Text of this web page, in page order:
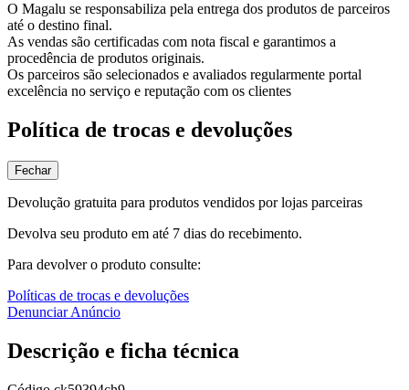
O Magalu se responsabiliza pela entrega dos produtos de parceiros
até o destino final.
As vendas são certificadas com nota fiscal e garantimos a
procedência de produtos originais.
Os parceiros são selecionados e avaliados regularmente portal
excelência no serviço e reputação com os clientes
Política de trocas e devoluções
Fechar
Devolução gratuita para produtos vendidos por lojas parceiras
Devolva seu produto em até 7 dias do recebimento.
Para devolver o produto consulte:
Políticas de trocas e devoluções
Denunciar Anúncio
Descrição e ficha técnica